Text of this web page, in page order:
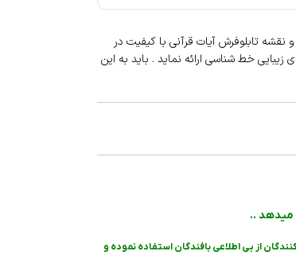
تابلوفرش آیات قرآنی با کیفیت در
خط شناسی ارائه نماید . باید به این
از بی اطلاعی بافندگان استفاده نموده و